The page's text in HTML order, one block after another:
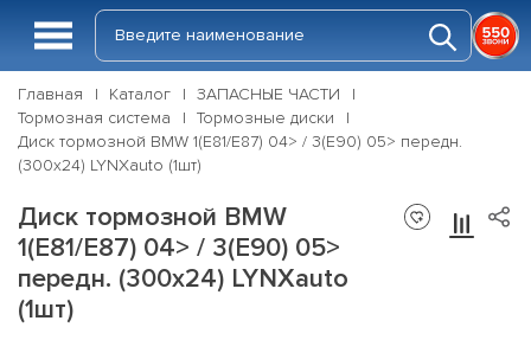
Главная Каталог
ЗАПАСНЫЕ ЧАСТИ
Тормозная система
Тормозные диски
Диск тормозной BMW 1(E81/E87) 04> / 3(E90) 05> передн.
(300x24) LYNXauto (1шт)
Диск тормозной BMW
1(E81/E87) 04> / 3(E90) 05>
передн. (300x24) LYNXauto
(1шт)